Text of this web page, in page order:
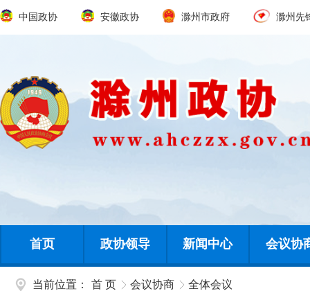
中国政协 安徽政协 滁州市政府 滁州先
首页 政协领导 新闻中心 会议协
当前位置： 首 页 会议协商 全体会议